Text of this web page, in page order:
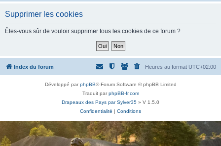
Supprimer les cookies
Êtes-vous sûr de vouloir supprimer tous les cookies de ce forum ?
Index du forum Heures au format UTC+02:00
Développé parphpBB® Forum Software © phpBB Limited
Traduit parphpBB-fr.com
Drapeaux des Pays par Sylver35 » V 1.5.0
Confidentialité | Conditions